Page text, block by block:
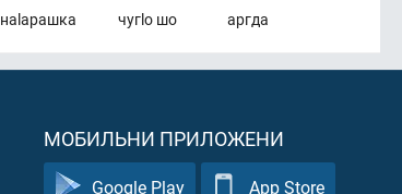
аргда
чугlо шо
наlарашка
МОБИЛЬНИ ПРИЛОЖЕНИ
Google Play App Store